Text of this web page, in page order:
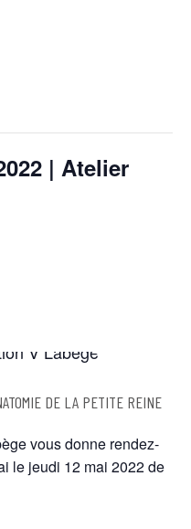
| Atelier
DE LA PETITE REINE
vous donne rendez-
le jeudi 12 mai 2022 de